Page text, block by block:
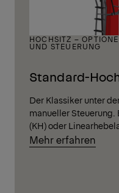
HOCHSITZ –
UND STEUERUNG
Standard-
Der Klassiker unter
manueller Steuerung.
(KH) oder
Mehr erfahren